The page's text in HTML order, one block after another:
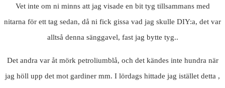
Vet inte om ni minns att jag visade en bit tyg tillsammans med
nitarna för ett tag sedan, då ni fick gissa vad jag skulle DIY:a, det var
alltså denna sänggavel, fast jag bytte tyg..
Det andra var åt mörk petroliumblå, och det kändes inte hundra när
jag höll upp det mot gardiner mm. I lördags hittade jag istället detta ,